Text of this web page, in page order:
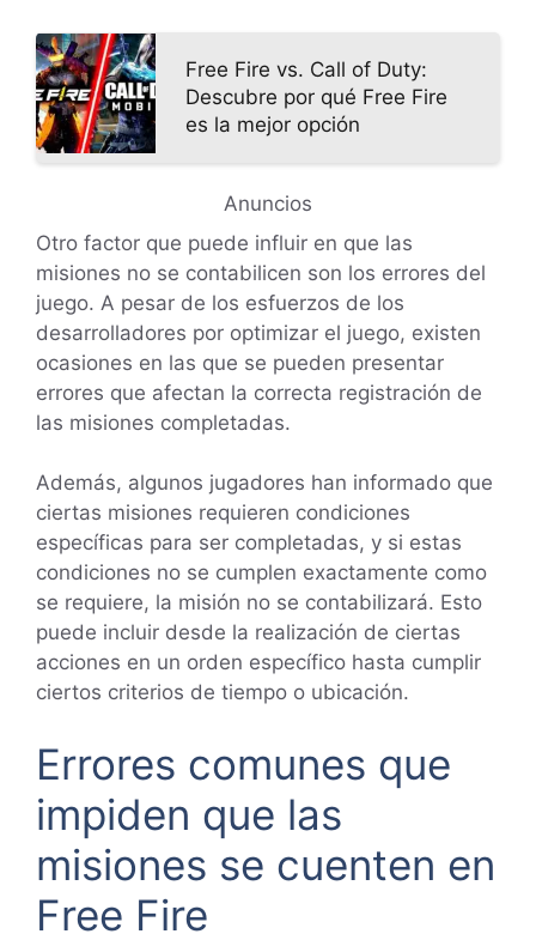
Free Fire vs. Call of Duty:
Descubre por qué Free Fire
es la mejor opción
Anuncios
Otro factor que puede influir en que las
misiones no se contabilicen son los errores del
juego. A pesar de los esfuerzos de los
desarrolladores por optimizar el juego, existen
ocasiones en las que se pueden presentar
errores que afectan la correcta registración de
las misiones completadas.
Además, algunos jugadores han informado que
ciertas misiones requieren condiciones
específicas para ser completadas, y si estas
condiciones no se cumplen exactamente como
se requiere, la misión no se contabilizará. Esto
puede incluir desde la realización de ciertas
acciones en un orden específico hasta cumplir
ciertos criterios de tiempo o ubicación.
Errores comunes que
impiden que las
misiones se cuenten en
Free Fire